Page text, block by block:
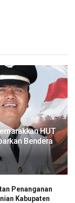
HUT
Bendera
Penanganan
Kabupaten